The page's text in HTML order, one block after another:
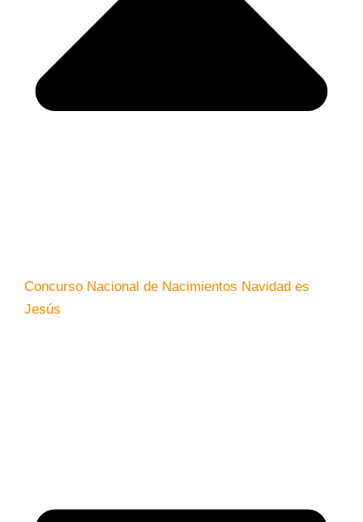
Concurso Nacional de Nacimientos Navidad es
Jesús